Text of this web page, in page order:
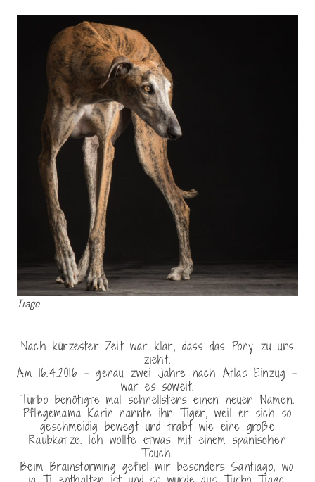
Tiago
Nach kürzester Zeit war klar, dass das Pony zu uns
zieht.
Am 16.4.2016 – genau zwei Jahre nach Atlas Einzug –
war es soweit.
Turbo benötigte mal schnellstens einen neuen Namen.
Pflegemama Karin nannte ihn Tiger, weil er sich so
geschmeidig bewegt und trabt wie eine große
Raubkatze. Ich wollte etwas mit einem spanischen
Touch.
Beim Brainstorming gefiel mir besonders Santiago, wo